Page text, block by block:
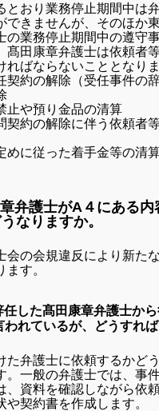
おり業務停止期間中は
できませんが、そのほか
の業務停止期間中の遵守
髙田康章弁護士は依頼者
ればならないこととなりま
約の解除（受任事件の辞
や預り金品の清算
約の解除に伴う依頼者
に従った着手金等の清
弁護士がA４にある内
なりますか。
の会規違反により新た
す。
した髙田康章弁護士か
れているが、どうすれば
弁護士に依頼するかど
。一般の弁護士では、事
、資料を確認しながら依
や契約書を作成します。